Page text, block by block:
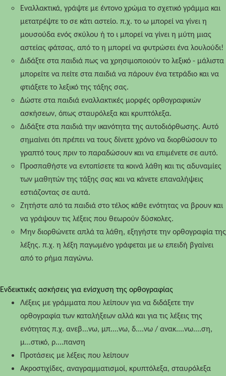
Εναλλακτικά, γράψτε με έντονο χρώμα το σχετικό γράμμα και
μετατρέψτε το σε κάτι αστείο. π.χ. το ω μπορεί να γίνει η
μουσούδα ενός σκύλου ή το ι μπορεί να γίνει η μύτη μιας
αστείας φάτσας, από το η μπορεί να φυτρώσει ένα λουλούδι!
Διδάξτε στα παιδιά πως να χρησιμοποιούν το λεξικό - μάλιστα
μπορείτε να πείτε στα παιδιά να πάρουν ένα τετράδιο και να
φτιάξετε το λεξικό της τάξης σας.
Δώστε στα παιδιά εναλλακτικές μορφές ορθογραφικών
ασκήσεων, όπως σταυρόλεξα και κρυπτόλεξα.
Διδάξτε στα παιδιά την ικανότητα της αυτοδιόρθωσης. Αυτό
σημαίνει ότι πρέπει να τους δίνετε χρόνο να διορθώσουν το
γραπτό τους πριν το παραδώσουν και να επιμένετε σε αυτό.
Προσπαθήστε να εντοπίσετε τα κοινά λάθη και τις αδυναμίες
των μαθητών της τάξης σας και να κάνετε επαναλήψεις
εστιάζοντας σε αυτά.
Ζητήστε από τα παιδιά στο τέλος κάθε ενότητας να βρουν και
να γράψουν τις λέξεις που θεωρούν δύσκολες.
Μην διορθώνετε απλά τα λάθη, εξηγήστε την ορθογραφία της
λέξης. π.χ. η λέξη παγωμένο γράφεται με ω επειδή βγαίνει
από το ρήμα παγώνω.
Ενδεικτικές ασκήσεις για ενίσχυση της ορθογραφίας
Λέξεις με γράμματα που λείπουν για να διδάξετε την
ορθογραφία των καταλήξεων αλλά και για τις λέξεις της
ενότητας π.χ. ανεβ...νω, μπ....νω, δ....νω / ανακ....νω....ση,
μ...στικό, ρ....πανση
Προτάσεις με λέξεις που λείπουν
Ακροστιχίδες, αναγραμματισμοί, κρυπτόλεξα, σταυρόλεξα